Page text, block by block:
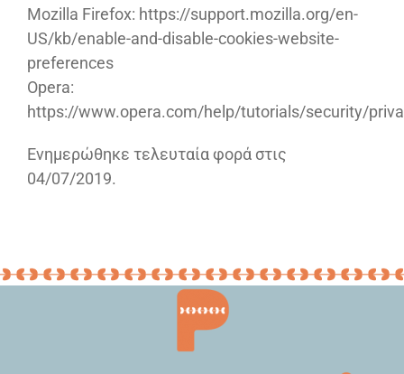
Mozilla Firefox: https://support.mozilla.org/en-
US/kb/enable-and-disable-cookies-website-
preferences
Οpera:
https://www.opera.com/help/tutorials/security/
Eνημερώθηκε τελευταία φορά στις
04/07/2019.